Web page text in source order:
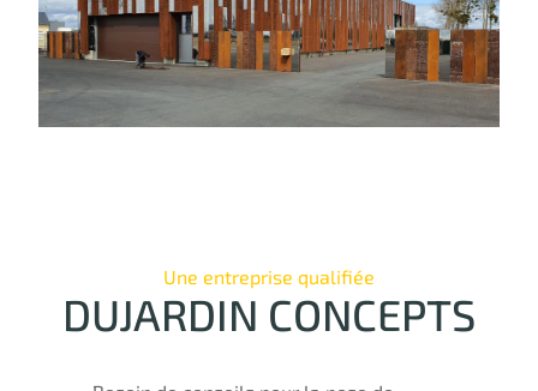
Une entreprise qualifiée
DUJARDIN CONCEPTS